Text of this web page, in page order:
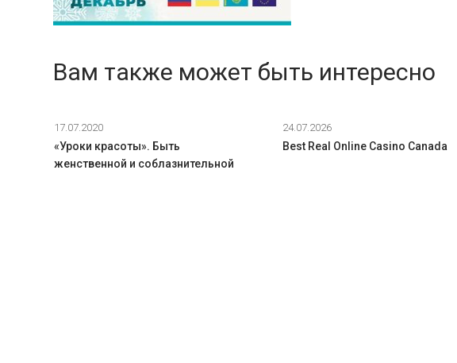
Вам также может быть интересно
17.07.2020
«Уроки красоты». Быть
женственной и соблазнительной
24.07.2026
Best Real Online Casino Canada